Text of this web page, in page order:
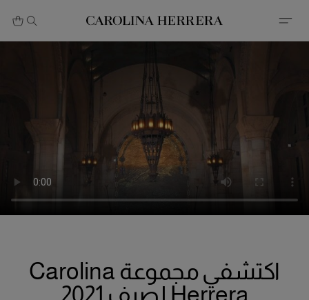
بيان إمكانية الوصول (الرابط)
اكتشفي مجموعة Carolina
Herrera لصيف 2021